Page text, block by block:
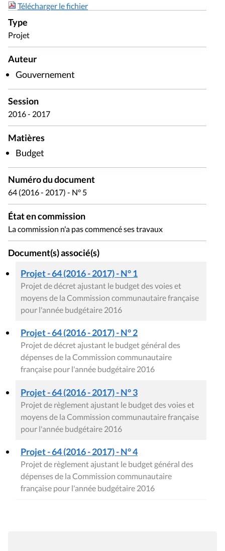
Télécharger le fichier
Type
Projet
Auteur
Gouvernement
Session
2016 - 2017
Matières
Budget
Numéro du document
64 (2016 - 2017) - N° 5
État en commission
La commission n'a pas commencé ses travaux
Document(s) associé(s)
Projet - 64 (2016 - 2017) - N° 1
Projet de décret ajustant le budget des voies et
moyens de la Commission communautaire française
pour l'année budgétaire 2016
Projet - 64 (2016 - 2017) - N° 2
Projet de décret ajustant le budget général des
dépenses de la Commission communautaire
française pour l'année budgétaire 2016
Projet - 64 (2016 - 2017) - N° 3
Projet de règlement ajustant le budget des voies et
moyens de la Commission communautaire française
pour l'année budgétaire 2016
Projet - 64 (2016 - 2017) - N° 4
Projet de règlement ajustant le budget général des
dépenses de la Commission communautaire
française pour l'année budgétaire 2016